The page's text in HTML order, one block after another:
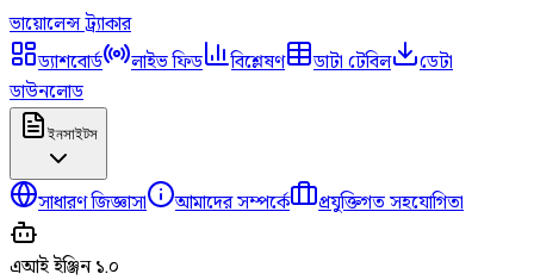
ভায়োলেন্সট্র্যাকার
ড্যাশবোর্ড
লাইভ ফিড বিশ্লেষণ ডাটা টেবিল
ডেটা
ডাউনলোড
ইনসাইটস
সাধারণ জিজ্ঞাসা আমাদের সম্পর্কে প্রযুক্তিগত সহযোগিতা
এআই ইঞ্জিন ১.০